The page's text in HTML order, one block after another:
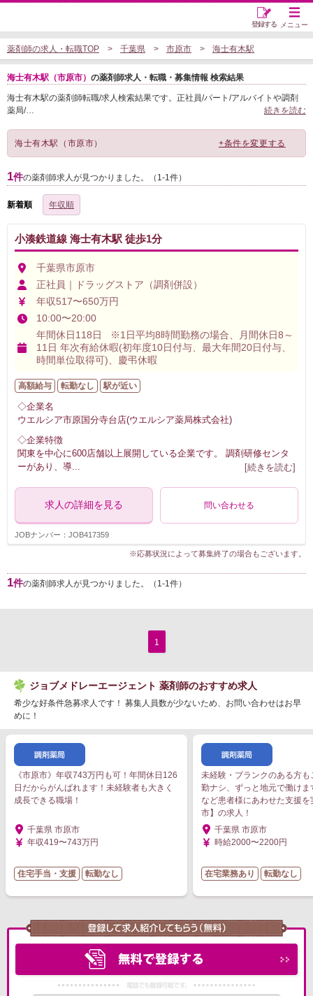
メニュー
登録する
薬剤師の求人・転職TOP 千葉県 市原市 海士有木駅
海士有木駅（市原市） の薬剤師求人・転職・募集情報 検索結果
海士有木駅の薬剤師転職/求人検索結果です。正社員/パート/アルバイトや調剤
薬局/… 続きを読む
海士有木駅（市原市） +条件を変更する
1件の薬剤師求人が見つかりました。（1-1件）
新着順 年収順
小湊鉄道線 海士有木駅 徒歩1分
千葉県市原市
正社員｜ドラッグストア（調剤併設）
年収517〜650万円
10:00〜20:00
年間休日118日 ※1日平均8時間勤務の場合、月間休日8～
11日 年次有給休暇(初年度10日付与、最大年間20日付与、
時間単位取得可)、慶弔休暇
高額給与 転勤なし 駅が近い
◇企業名
ウエルシア市原国分寺台店(ウエルシア薬局株式会社)
◇企業特徴
関東を中心に600店舗以上展開している企業です。 調剤研修センタ
ーがあり、導... [続きを読む]
求人の詳細を見る 問い合わせる
JOBナンバー：JOB417359
※応募状況によって募集終了の場合もございます。
1件の薬剤師求人が見つかりました。（1-1件）
1
ジョブメドレーエージェント 薬剤師のおすすめ求人
希少な好条件急募求人です！ 募集人員数が少ないため、お問い合わせはお早
めに！
《市原市》年収743万円も可！年間休日126
日だからがんばれます！未経験者も大きく
成長できる職場！
千葉県 市原市
年収419〜743万円
住宅手当・支援 転勤なし
未経験・ブランクのある方も
勤ナシ、ずっと地元で働けま
など患者様にあわせた支援を
市】の求人！
千葉県 市原市
時給2000〜2200円
在宅業務あり 転勤なし